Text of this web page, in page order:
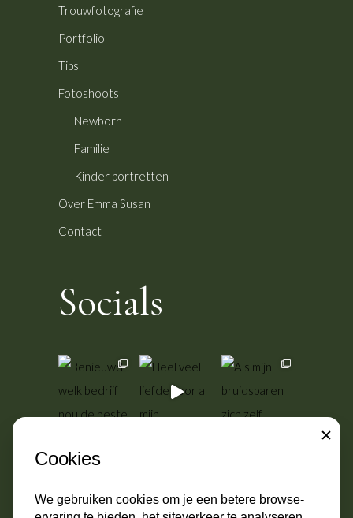
Trouwfotografie
Portfolio
Tips
Fotoshoots
Newborn
Familie
Kinder portretten
Over Emma Susan
Contact
Socials
Cookies
We gebruiken cookies om je een betere browse-
CLOSE